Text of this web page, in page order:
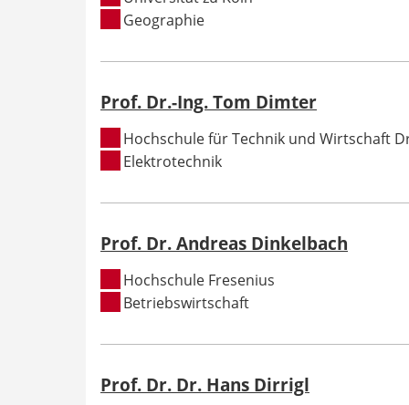
Geographie
Prof. Dr.-Ing. Tom Dimter
Hochschule für Technik und Wirtschaft
Elektrotechnik
Prof. Dr. Andreas Dinkelbach
Hochschule Fresenius
Betriebswirtschaft
Prof. Dr. Dr. Hans Dirrigl